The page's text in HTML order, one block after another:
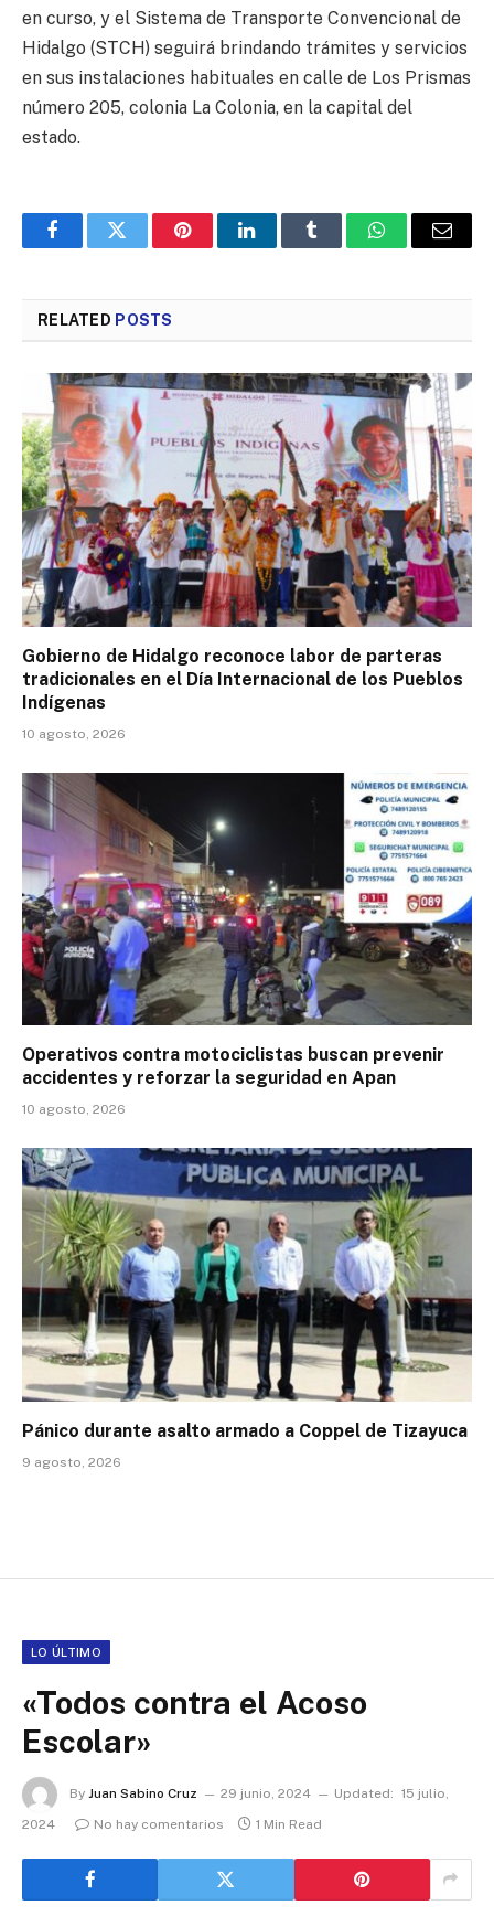
en curso, y el Sistema de Transporte Convencional de
Hidalgo (STCH) seguirá brindando trámites y servicios
en sus instalaciones habituales en calle de Los Prismas
número 205, colonia La Colonia, en la capital del
estado.
FacebookTwitter PinterestLinkedInTumblr WhatsAppEmail
RELATED POSTS
Gobierno de Hidalgo reconoce labor de parteras
tradicionales en el Día Internacional de los Pueblos
Indígenas
10 agosto, 2026
Operativos contra motociclistas buscan prevenir
accidentes y reforzar la seguridad en Apan
10 agosto, 2026
Pánico durante asalto armado a Coppel de Tizayuca
9 agosto, 2026
LO ÚLTIMO
«Todos contra el Acoso
Escolar»
By Juan Sabino Cruz 29 junio, 2024 Updated: 15 julio,
2024
No hay comentarios 1 Min Read